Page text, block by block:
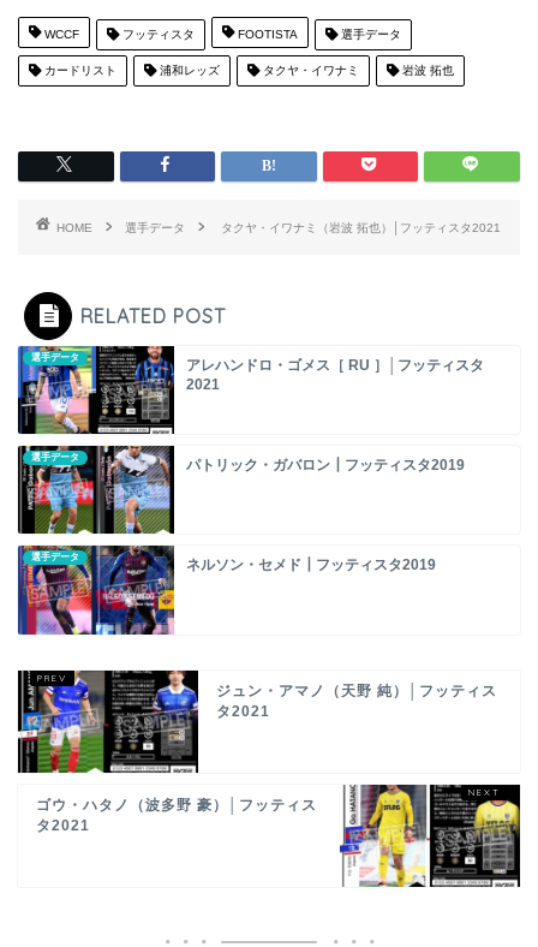
WCCF フッティスタ FOOTISTA 選手データ
カードリスト 浦和レッズ タクヤ・イワナミ 岩波 拓也
HOME 選手データ タクヤ・イワナミ（岩波 拓也）│フッティスタ2021
RELATED POST
選手データ
アレハンドロ・ゴメス［ RU ］│フッティスタ
2021
選手データ パトリック・ガバロン┃フッティスタ2019
選手データ ネルソン・セメド┃フッティスタ2019
ジュン・アマノ（天野 純）│フッティス
タ2021
ゴウ・ハタノ（波多野 豪）│フッティス
タ2021